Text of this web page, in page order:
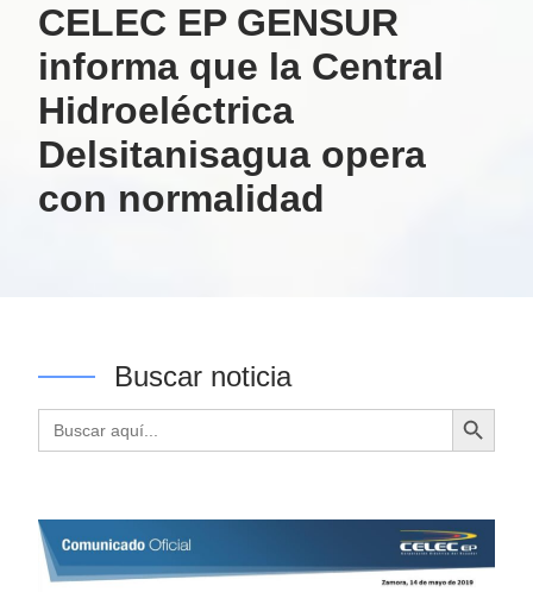
CELEC EP GENSUR
informa que la Central
Hidroeléctrica
Delsitanisagua opera
con normalidad
Buscar noticia
Buscar: Botón de búsqueda